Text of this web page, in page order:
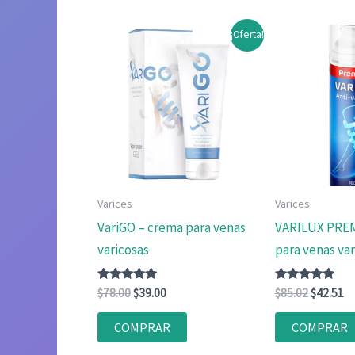
¡Oferta!
Varices
VariGO – crema para venas
varicosas
Valorado
con
4.83
de 5
$78.00El
original
era:
$39.00El
actual
es:
COMPRAR
Varices
VARILUX
para venas
Valorado
con
4.75
de 5
$85.02El
original
era:
$42.51
es:
COMPRAR